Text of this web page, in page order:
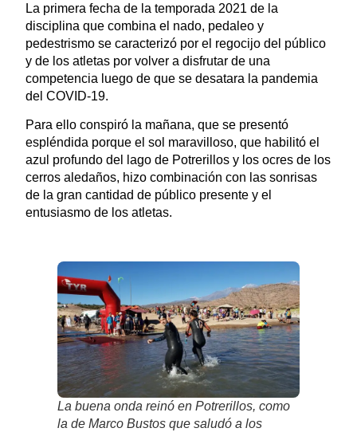
La primera fecha de la temporada 2021 de la
disciplina que combina el nado, pedaleo y
pedestrismo se caracterizó por el regocijo del público
y de los atletas por volver a disfrutar de una
competencia luego de que se desatara la pandemia
del COVID-19.
Para ello conspiró la mañana, que se presentó
espléndida porque el sol maravilloso, que habilitó el
azul profundo del lago de Potrerillos y los ocres de los
cerros aledaños, hizo combinación con las sonrisas
de la gran cantidad de público presente y el
entusiasmo de los atletas.
La buena onda reinó en Potrerillos, como
la de Marco Bustos que saludó a los